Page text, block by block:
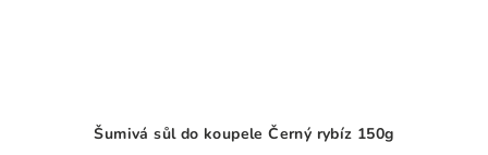
Šumivá sůl do koupele Černý rybíz 150g